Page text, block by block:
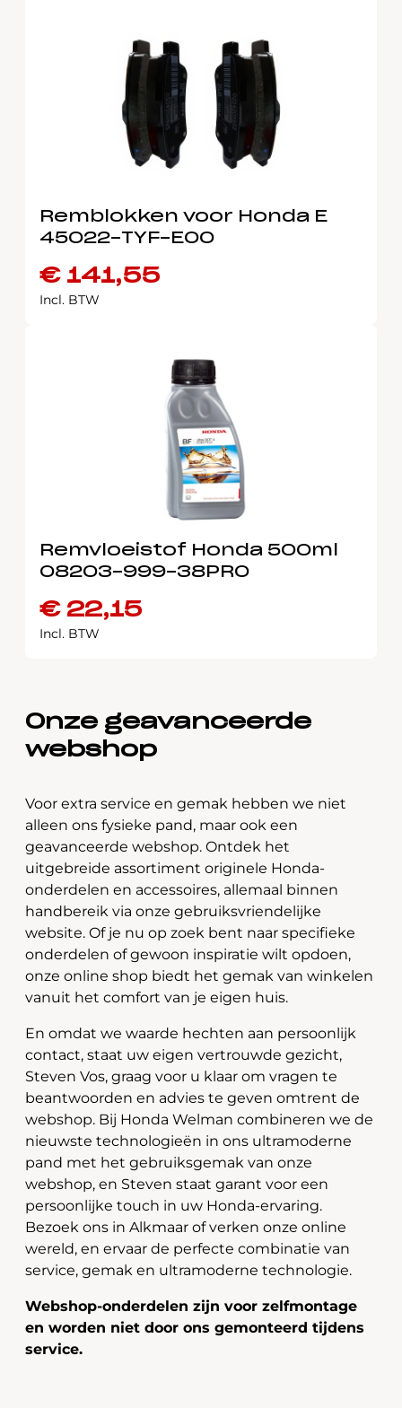
Remblokken voor Honda E
45022-TYF-E00
€141,55
Incl. BTW
Remvloeistof Honda 500ml
08203-999-38PRO
€22,15
Incl. BTW
Onze geavanceerde
webshop
Voor extra service en gemak hebben we niet
alleen ons fysieke pand, maar ook een
geavanceerde webshop. Ontdek het
uitgebreide assortiment originele Honda-
onderdelen en accessoires, allemaal binnen
handbereik via onze gebruiksvriendelijke
website. Of je nu op zoek bent naar specifieke
onderdelen of gewoon inspiratie wilt opdoen,
onze online shop biedt het gemak van winkelen
vanuit het comfort van je eigen huis.
En omdat we waarde hechten aan persoonlijk
contact, staat uw eigen vertrouwde gezicht,
Steven Vos, graag voor u klaar om vragen te
beantwoorden en advies te geven omtrent de
webshop. Bij Honda Welman combineren we de
nieuwste technologieën in ons ultramoderne
pand met het gebruiksgemak van onze
webshop, en Steven staat garant voor een
persoonlijke touch in uw Honda-ervaring.
Bezoek ons in Alkmaar of verken onze online
wereld, en ervaar de perfecte combinatie van
service, gemak en ultramoderne technologie.
Webshop-onderdelen zijn voor zelfmontage
en worden niet door ons gemonteerd tijdens
service.